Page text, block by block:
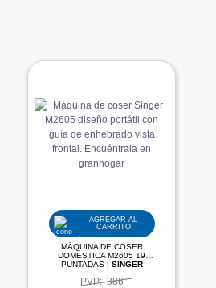
AGREGAR AL
CARRITO
MÁQUINA DE COSER
DOMÉSTICA M2605 19
PUNTADAS | SINGER
PVP: 386